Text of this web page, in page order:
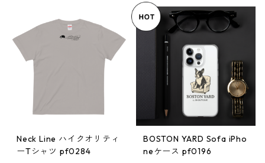
Neck Line ハイクオリティ
ーTシャツ pf0284
BOSTON YARD Sofa iPho
neケース pf0196